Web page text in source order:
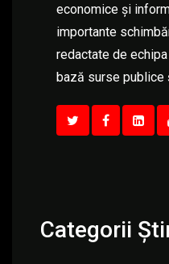
economice și
importante
redactate de
bază surse publice
Categorii